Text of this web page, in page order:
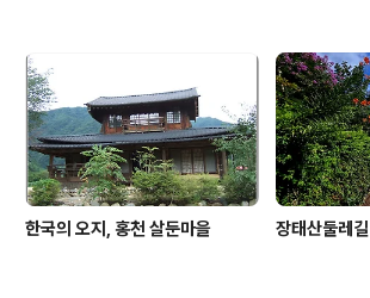
한국의 오지, 홍천 살둔마을 장태산둘레길